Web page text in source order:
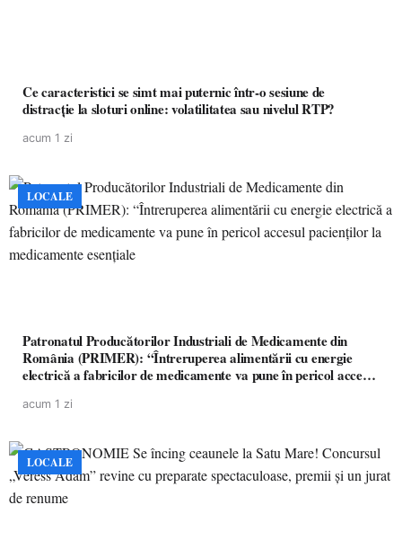
Ce caracteristici se simt mai puternic într-o sesiune de
distracție la sloturi online: volatilitatea sau nivelul RTP?
acum 1 zi
LOCALE
Patronatul Producătorilor Industriali de Medicamente din
România (PRIMER): “Întreruperea alimentării cu energie
electrică a fabricilor de medicamente va pune în pericol accesul
acum 1 zi
LOCALE